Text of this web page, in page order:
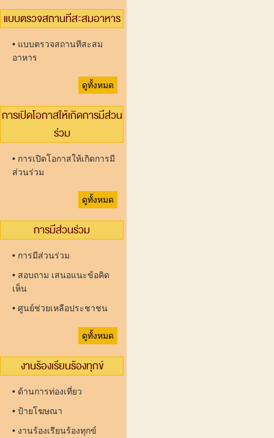
แบบตรวจสถานทีสะสมอาหาร
• แบบตรวจสถานทีสะสม
อาหาร
ดูทั้งหมด
การเปิดโอกาสให้เกิดการมีส่วน
ร่วม
• การเปิดโอกาสให้เกิดการมี
ส่วนร่วม
ดูทั้งหมด
การมีส่วนร่วม
• การมีส่วนร่วม
• สอบถาม เสนอแนะข้อคิด
เห็น
• ศูนย์ช่วยเหลือประชาชน
ดูทั้งหมด
งานร้องเรียนร้องทุกข์
• ด้านการท่องเที่ยว
• ป้ายโฆษณา
• งานร้องเรียนร้องทุกข์